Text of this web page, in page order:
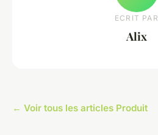
ECRIT PAR
Alix
← Voir tous les articles Produit